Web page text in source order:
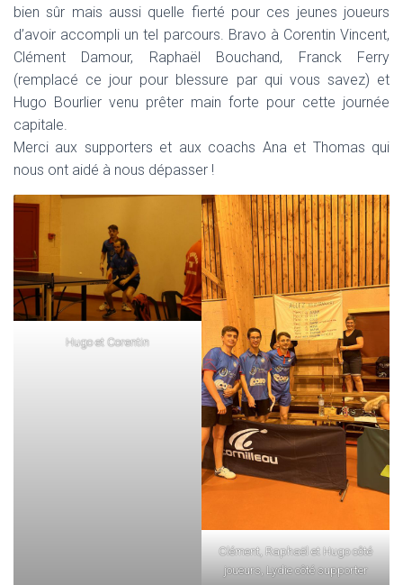
bien sûr mais aussi quelle fierté pour ces jeunes joueurs
d’avoir accompli un tel parcours. Bravo à Corentin Vincent,
Clément Damour, Raphaël Bouchand, Franck Ferry
(remplacé ce jour pour blessure par qui vous savez) et
Hugo Bourlier venu prêter main forte pour cette journée
capitale.
Merci aux supporters et aux coachs Ana et Thomas qui
nous ont aidé à nous dépasser !
Hugo et Corentin
Clément, Raphaël et Hugo côté
joueurs, Lydie côté supporter